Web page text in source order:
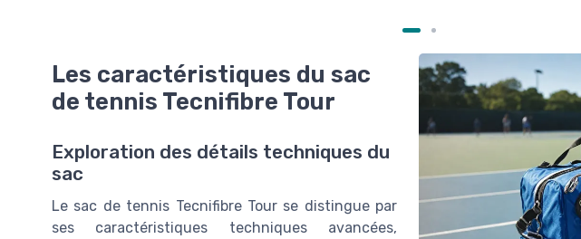
Les caractéristiques du sac
de tennis Tecnifibre Tour
Exploration des détails techniques du
sac
Le sac de tennis Tecnifibre Tour se distingue par
ses caractéristiques techniques avancées,